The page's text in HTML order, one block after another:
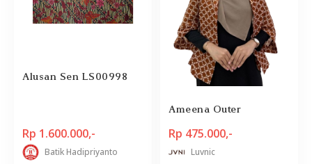
Alusan Sen LS00998
Rp 1.600.000,-
Batik Hadipriyanto
Ameena Outer
Rp 475.000,-
Luvnic